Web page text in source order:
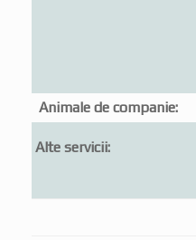
Animale de companie:
Alte servicii: